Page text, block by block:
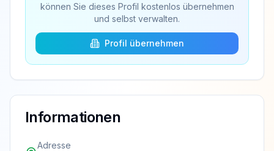
können Sie dieses Profil kostenlos übernehmen
und selbst verwalten.
Profil übernehmen
Informationen
Adresse